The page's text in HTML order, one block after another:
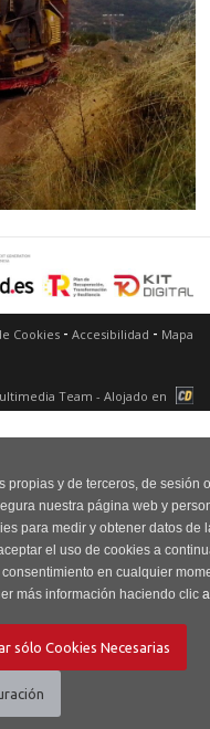
propias y de terceros, de sesión o
nuestra página web y
para medir y obtener datos de
el uso de cookies a
en cualquier
más información haciendo clic
Cookies - Accesibilidad - Mapa
Team - Alojado en